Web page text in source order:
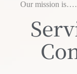
Our mission